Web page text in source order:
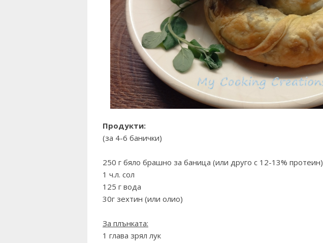
Продукти:
(за 4-6 банички)
250 г бяло брашно за баница (или друго с 12-13% протеин)
1 ч.л. сол
125 г вода
30г зехтин (или олио)
За плънката:
1 глава зрял лук